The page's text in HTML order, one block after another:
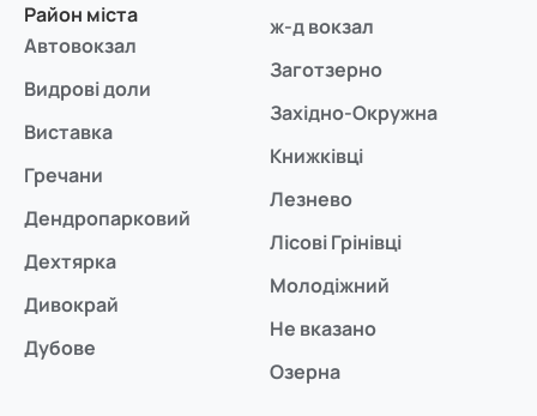
Район міста
Автовокзал
Видрові доли
Виставка
Гречани
Дендропарковий
Дехтярка
Дивокрай
Дубове
ж-д вокзал
Заготзерно
Західно-Окружна
Книжківці
Лезнево
Лісові Грінівці
Молодіжний
Не вказано
Озерна